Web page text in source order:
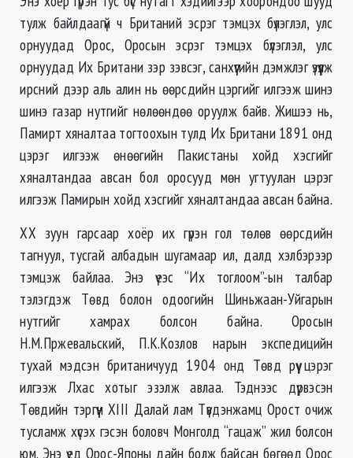
тулж байлдаагүй ч Британий эсрэг тэмцэх бүлэглэл, улс
орнуудад Орос, Оросын эсрэг тэмцэх бүлэглэл, улс
орнуудад Их Британи зэр зэвсэг, санхүүгийн дэмжлэг үзүүлж
ирсний дээр аль алин нь өөрсдийн цэргийг илгээж шинэ
шинэ газар нутгийг нөлөөндөө оруулж байв. Жишээ нь,
Памирт хяналтаа тогтоохын тулд Их Британи 1891 онд
цэрэг илгээж өнөөгийн Пакистаны хойд хэсгийг
хяналтандаа авсан бол оросууд мөн угтуулан цэрэг
илгээж Памирын хойд хэсгийг хяналтандаа авсан байна.
ХХ зуун гарсаар хоёр их гүрэн гол төлөв өөрсдийн
тагнуул, тусгай албадын шугамаар ил, далд хэлбэрээр
тэмцэж байлаа. Энэ үеэс “Их тоглоом”-ын талбар
тэлэгдэж Төвд болон одоогийн Шиньжаан-Уйгарын
нутгийг хамрах болсон байна. Оросын
Н.М.Пржевальский, П.К.Козлов нарын экспедицийн
тухай мэдсэн британичууд 1904 онд Төвд рүү цэрэг
илгээж Лхас хотыг эзэлж авлаа. Тэднээс дүрвэсэн
Төвдийн тэргүүн ХIII Далай лам Түвдэнжамц Орост очиж
тусламж хүсэх гэсэн боловч Монголд “гацаж” жил болсон
юм. Энэ үед Орос-Японы дайн болж байсан бөгөөд Орос